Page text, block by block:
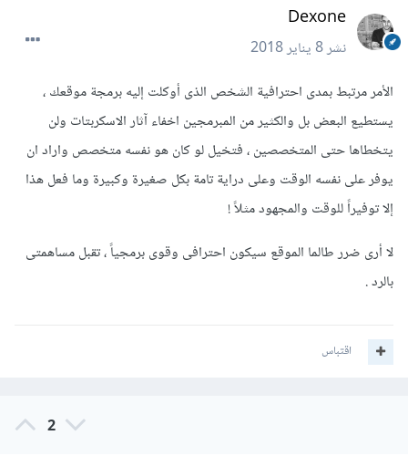
Dexone
نشر8 يناير 2018
الأمر مرتبط بمدى احترافية الشخص الذى أوكلت إليه برمجة موقعك ،
يستطيع البعض بل والكثير من المبرمجين اخفاء آثار الاسكربتات ولن
يتخطاها حتى المتخصصين ، فتخيل لو كان هو نفسه متخصص واراد ان
يوفر على نفسه الوقت وعلى دراية تامة بكل صغيرة وكبيرة وما فعل هذا
إلا توفيراً للوقت والمجهود مثلاً !
لا أرى ضرر طالما الموقع سيكون احترافى وقوى برمجياً ، تقبل مساهمتى
بالرد .
اقتباس
2